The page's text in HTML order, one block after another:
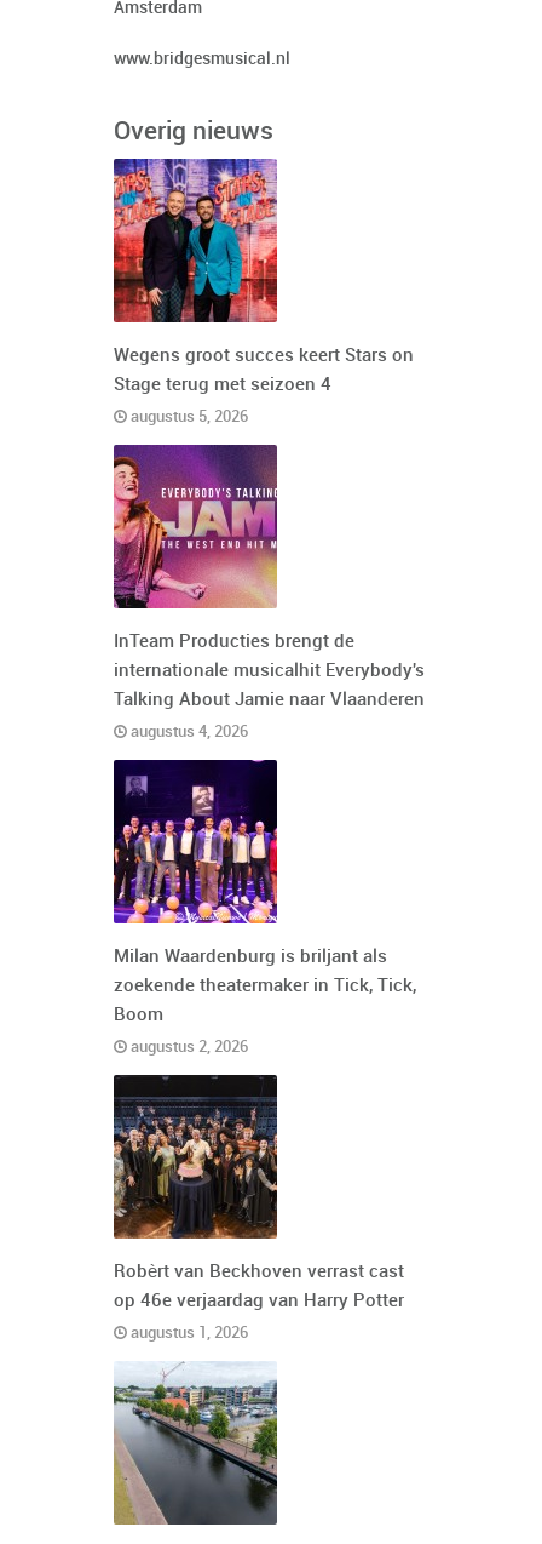
Amsterdam
www.bridgesmusical.nl
Overig nieuws
Wegens groot succes keert Stars on
Stage terug met seizoen 4
augustus 5, 2026
InTeam Producties brengt de
internationale musicalhit Everybody's
Talking About Jamie naar Vlaanderen
augustus 4, 2026
Milan Waardenburg is briljant als
zoekende theatermaker in Tick, Tick,
Boom
augustus 2, 2026
Robèrt van Beckhoven verrast cast
op 46e verjaardag van Harry Potter
augustus 1, 2026